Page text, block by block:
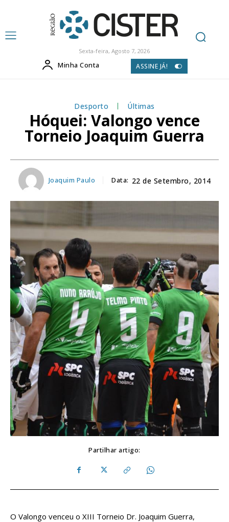
Sexta-feira, Agosto 7, 2026
Minha Conta ASSINE JÁ!
Desporto Últimas
Hóquei: Valongo vence
Torneio Joaquim Guerra
Joaquim Paulo Data: 22 de Setembro, 2014
Partilhar artigo:
O Valongo venceu o XIII Torneio Dr. Joaquim Guerra,